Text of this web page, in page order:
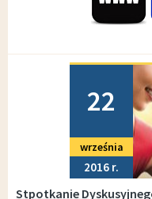
22
września
2016
Stpotkanie